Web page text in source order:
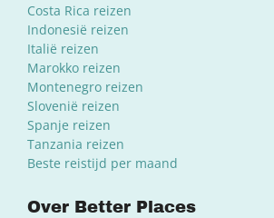
Costa Rica reizen
Indonesië reizen
Italië reizen
Marokko reizen
Montenegro reizen
Slovenië reizen
Spanje reizen
Tanzania reizen
Beste reistijd per maand
Over Better Places